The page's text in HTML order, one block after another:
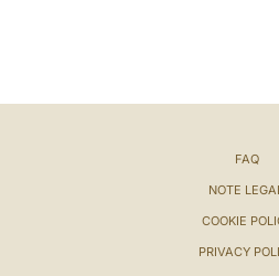
FAQ
NOTE
COOKIE
PRIVACY